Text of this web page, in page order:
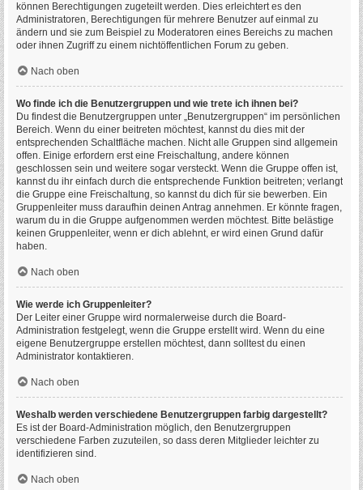
können Berechtigungen zugeteilt werden. Dies erleichtert es den
Administratoren, Berechtigungen für mehrere Benutzer auf einmal zu
ändern und sie zum Beispiel zu Moderatoren eines Bereichs zu machen
oder ihnen Zugriff zu einem nichtöffentlichen Forum zu geben.
Nach oben
Wo finde ich die Benutzergruppen und wie trete ich ihnen bei?
Du findest die Benutzergruppen unter „Benutzergruppen“ im persönlichen
Bereich. Wenn du einer beitreten möchtest, kannst du dies mit der
entsprechenden Schaltfläche machen. Nicht alle Gruppen sind allgemein
offen. Einige erfordern erst eine Freischaltung, andere können
geschlossen sein und weitere sogar versteckt. Wenn die Gruppe offen ist,
kannst du ihr einfach durch die entsprechende Funktion beitreten; verlangt
die Gruppe eine Freischaltung, so kannst du dich für sie bewerben. Ein
Gruppenleiter muss daraufhin deinen Antrag annehmen. Er könnte fragen,
warum du in die Gruppe aufgenommen werden möchtest. Bitte belästige
keinen Gruppenleiter, wenn er dich ablehnt, er wird einen Grund dafür
haben.
Nach oben
Wie werde ich Gruppenleiter?
Der Leiter einer Gruppe wird normalerweise durch die Board-
Administration festgelegt, wenn die Gruppe erstellt wird. Wenn du eine
eigene Benutzergruppe erstellen möchtest, dann solltest du einen
Administrator kontaktieren.
Nach oben
Weshalb werden verschiedene Benutzergruppen farbig dargestellt?
Es ist der Board-Administration möglich, den Benutzergruppen
verschiedene Farben zuzuteilen, so dass deren Mitglieder leichter zu
identifizieren sind.
Nach oben